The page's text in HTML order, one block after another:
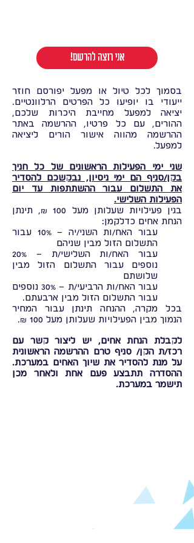
!אני רוצה להרשם
בסמוך לכל טיול או מפעל יפורסם חוזר
ייעודי בו יופיעו כל הפרטים הרלוונטיים.
יציאה למפעל מחייבת היכרות שלכם,
ההורים, עם כל פרטיו, ההרשמה באתר
ההרשמה מהווה אישור הורים ליציאה
למפעל.
שני ימי הפעילות הראשונים של כל חניך
בקן/סניף הם ימי ניסיון, נבקשכם להסדיר
את התשלום עבור ההשתתפות עד יום
הפעילות השלישי.
בגין פעילויות שעלותן מעל 100 ₪, תינתן
הנחת אחים כדלקמן:
עבור האח/ות השני/יה – 10% עבור
התשלום הזול מבין שניהם
עבור האח/ות השלישי/ת – 20%
נוספים עבור התשלום הזול מבין
שלושתם
עבור האח/ות הרביעי/ת – 30% נוספים
עבור התשלום הזול מבין ארבעתם.
בכל מקרה, ההנחה תינתן עבור המחיר
הנמוך מבין הפעילויות שעלותן מעל 100 ₪.
לקבלת הנחת אחים, יש ליצור קשר עם
רכז/ת הקן/ סניף טרם ההרשמה הראשונית
על מנת להסדיר את שיוך האחים במערכת.
ההסדרה תתבצע פעם אחת ולאחר מכן
תישמר במערכת.